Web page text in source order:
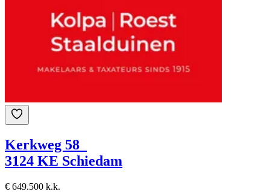
Kerkweg 58
3124 KE Schiedam
€ 649.500 k.k.